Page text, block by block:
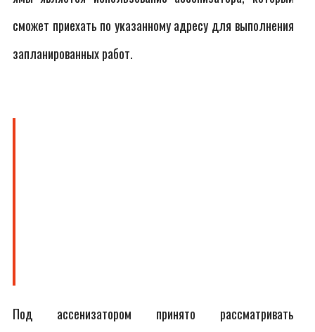
сможет приехать по указанному адресу для выполнения
запланированных работ.
Под ассенизатором принято рассматривать